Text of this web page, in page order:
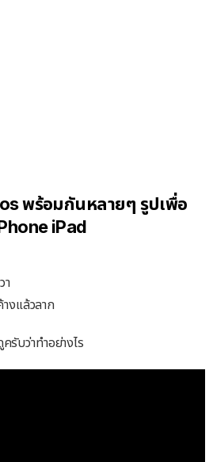
พร้อมกันหลายๆ รูปเพื่อ
iPad
า
งแล้วลาก
รับว่าทำอย่างไร